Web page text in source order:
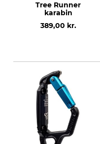
Tree Runner
karabin
389,00 kr.